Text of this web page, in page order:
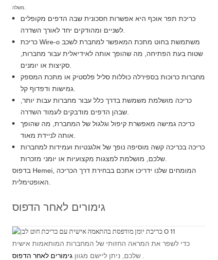
כריכת תפר אוכף היא אפשרות חסכונית שבה הדפים מקופלים
לשניים ומהודקים יחד לאורך השדרה.
כריכת Wire-o משתמשת בחוט מתכת המאפשר למחברת לשכב
שטוח בעת הפתיחה, מה שהופך אותה לאידיאלית עבור מחברות,
סקיצות או יומנים.
מחברות כרוכות בספירלה כוללות סליל פלסטיק או מתכת המספק
גמישות ודפדוף קל.
כריכה מושלמת משמשת בדרך כלל עבור מחברות עבות יותר,
שבהן הדפים מודבקים לעמוד השדרה.
כריכה גמישה מאפשרת קיפול וגלגול של המחברת, מה שהופך
כריכה בכריכה קשה מוסיפה נופך של אלגנטיות ועמידות למחברות
שלכם, מושלמת למצגות מקצועיות או יומני מזכרות.
בדפוס Hemei, המומחים שלנו ידריכו אתכם בבחירת דרך הכריכה
גימורים לאחר הדפוס
כדי לשפר את המראה החזותי של המחברות המותאמות אישית
שלכם, ניתן ליישם מגוון גימורים לאחר הדפוס